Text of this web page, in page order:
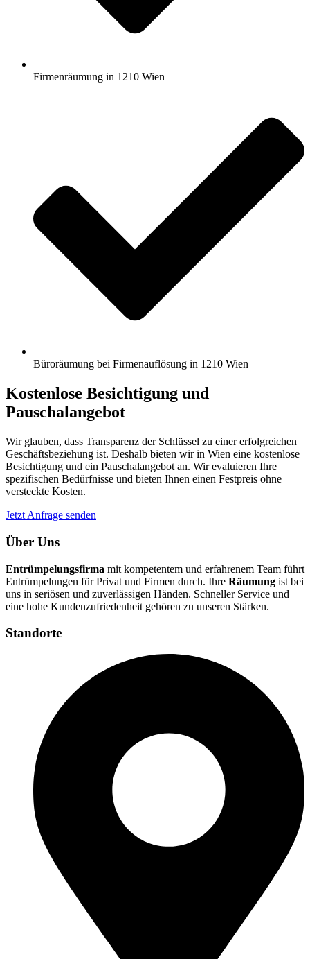
Firmenräumung in 1210 Wien
Büroräumung bei Firmenauflösung in 1210 Wien
Kostenlose Besichtigung und
Pauschalangebot
Wir glauben, dass Transparenz der Schlüssel zu einer erfolgreichen
Geschäftsbeziehung ist. Deshalb bieten wir in Wien eine kostenlose
Besichtigung und ein Pauschalangebot an. Wir evaluieren Ihre
spezifischen Bedürfnisse und bieten Ihnen einen Festpreis ohne
versteckte Kosten.
Jetzt Anfrage senden
Über Uns
Entrümpelungsfirma mit kompetentem und erfahrenem Team führt
Entrümpelungen für Privat und Firmen durch. Ihre Räumung ist bei
uns in seriösen und zuverlässigen Händen. Schneller Service und
eine hohe Kundenzufriedenheit gehören zu unseren Stärken.
Standorte